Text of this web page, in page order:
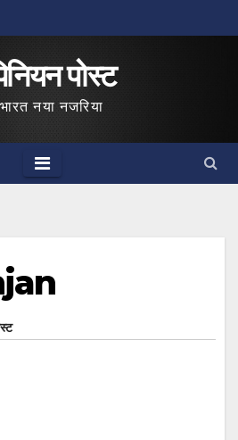
पोस्ट
नया नजरिया